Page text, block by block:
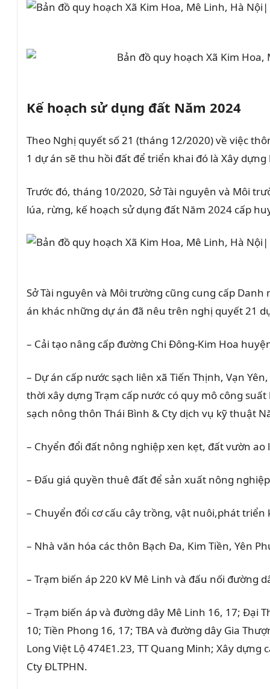
Kế hoạch sử dụng đất Năm 2024
Theo Nghị quyết số 21 (tháng 12/2020) về việc
1 dự án sẽ thu hồi đất để triển khai đó là Xây
Trước đó, tháng 10/2020, Sở Tài nguyên và Môi
lúa, rừng, kế hoạch sử dụng đất Năm 2024 cấp
Sở Tài nguyên và Môi trường cũng cung cấp
án khác những dự án đã nêu trên nghị quyết 21
– Cải tạo nâng cấp đường Chi Đông-Kim Hoa
– Dự án cấp nước sạch liên xã Tiến Thịnh, Vạn
thời xây dựng Trạm cấp nước có quy mô công
sạch nông thôn Thái Bình & Cty dịch vụ kỹ thuật
– Chyển đổi đất nông nghiệp xen kẹt, đất vườn
– Đấu giá quyền thuê đất để sản xuất nông
– Chuyển đổi cơ cấu cây trồng, vật nuôi,phát
– Nhà văn hóa các thôn Bạch Đa, Kim Tiền, Yên
– Trạm biến áp 220 kV Mê Linh và đấu nối đường
– Trạm biến áp và đường dây Mê Linh 16, 17; Đại
10; Tiền Phong 16, 17; TBA và đường dây Gia
Long Việt Lộ 474E1.23, TT Quang Minh; Xây
Cty ĐLTPHN.